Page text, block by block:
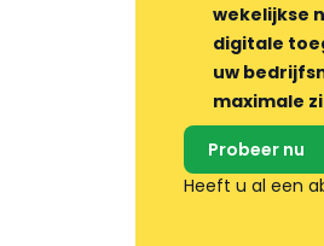
wekelijkse
digitale
uw
maximale
Probeer nu
Heeft u al een